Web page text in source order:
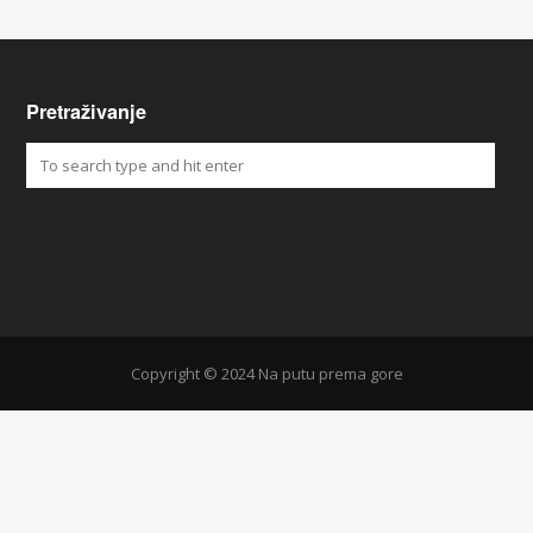
Pretraživanje
Copyright © 2024 Na putu prema gore